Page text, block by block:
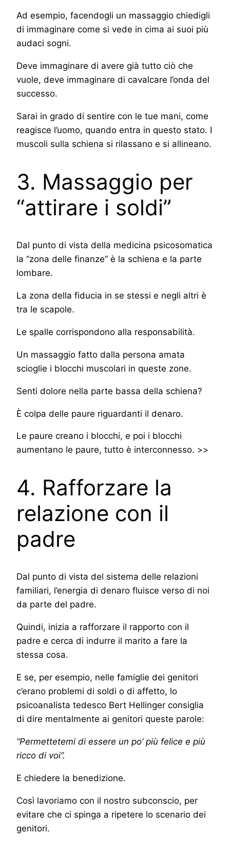
Ad esempio, facendogli un massaggio chiedigli
di immaginare come si vede in cima ai suoi più
audaci sogni.
Deve immaginare di avere già tutto ciò che
vuole, deve immaginare di cavalcare l’onda del
successo.
Sarai in grado di sentire con le tue mani, come
reagisce l’uomo, quando entra in questo stato. I
muscoli sulla schiena si rilassano e si allineano.
3. Massaggio per
“attirare i soldi”
Dal punto di vista della medicina psicosomatica
la “zona delle finanze” è la schiena e la parte
lombare.
La zona della fiducia in se stessi e negli altri è
tra le scapole.
Le spalle corrispondono alla responsabilità.
Un massaggio fatto dalla persona amata
scioglie i blocchi muscolari in queste zone.
Senti dolore nella parte bassa della schiena?
È colpa delle paure riguardanti il denaro.
Le paure creano i blocchi, e poi i blocchi
aumentano le paure, tutto è interconnesso. >>
4. Rafforzare la
relazione con il
padre
Dal punto di vista del sistema delle relazioni
familiari, l’energia di denaro fluisce verso di noi
da parte del padre.
Quindi, inizia a rafforzare il rapporto con il
padre e cerca di indurre il marito a fare la
stessa cosa.
E se, per esempio, nelle famiglie dei genitori
c’erano problemi di soldi o di affetto, lo
psicoanalista tedesco Bert Hellinger consiglia
di dire mentalmente ai genitori queste parole:
“Permettetemi di essere un po’ più felice e più
ricco di voi”.
E chiedere la benedizione.
Così lavoriamo con il nostro subconscio, per
evitare che ci spinga a ripetere lo scenario dei
genitori.